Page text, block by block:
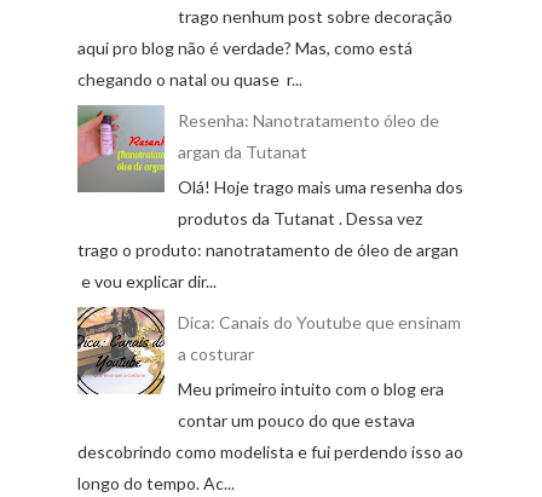
trago nenhum post sobre decoração
aqui pro blog não é verdade? Mas, como está
chegando o natal ou quase r...
Resenha: Nanotratamento óleo de
argan da Tutanat
Olá! Hoje trago mais uma resenha dos
produtos da Tutanat . Dessa vez
trago o produto: nanotratamento de óleo de argan
e vou explicar dir...
Dica: Canais do Youtube que ensinam
a costurar
Meu primeiro intuito com o blog era
contar um pouco do que estava
descobrindo como modelista e fui perdendo isso ao
longo do tempo. Ac...